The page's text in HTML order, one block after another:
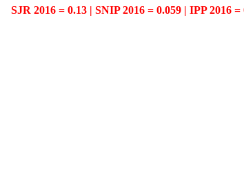
SJR 2016 = 0.13 | SNIP 2016 = 0.059 | IPP 2016